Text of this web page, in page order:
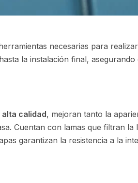
necesarias para
la instalación final,
calidad, mejoran tanto la
Cuentan con lamas que filtran
garantizan la resistencia a la